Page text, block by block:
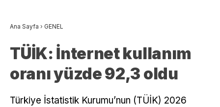
Ana Sayfa › GENEL
TÜİK: İnternet kullanım
oranı yüzde 92,3 oldu
Türkiye İstatistik Kurumu’nun (TÜİK) 2026